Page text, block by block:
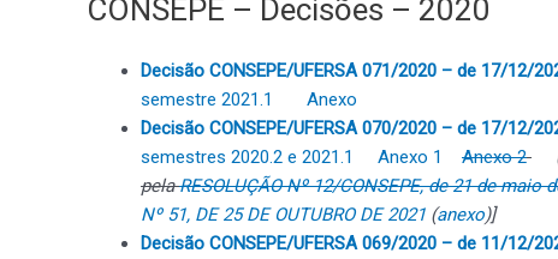
CONSEPE – Decisões – 2020
Decisão CONSEPE/UFERSA 071/2020 – de 17/12/
semestre 2021.1
Anexo
Decisão CONSEPE/UFERSA 070/2020 – de 17/12/
semestres 2020.2 e 2021.1
Anexo 1 Anexo 2
pelaRESOLUÇÃO Nº 12/CONSEPE, de 21 de maio
Nº 51, DE 25 DE OUTUBRO DE 2021 (anexo)]
Decisão CONSEPE/UFERSA 069/2020 – de 11/12/